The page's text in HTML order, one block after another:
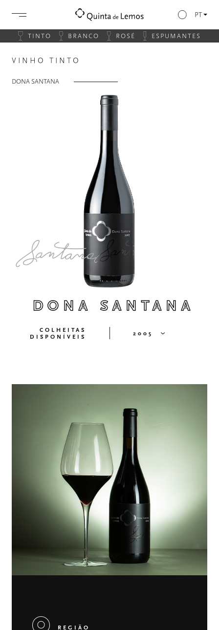
PT
TINTO BRANCO ROSÉ ESPUMANTES
VINHO TINTO
DONA SANTANA
DONA SANTANA
COLHEITAS
DISPONÍVEIS
2005
REGIÃO